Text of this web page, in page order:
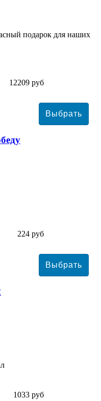
подарок для наших
12209 руб
224 руб
1033 руб